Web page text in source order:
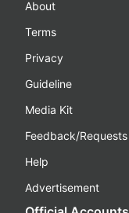
About
Terms
Privacy
Guideline
Media Kit
Feedback/Requests
Help
Advertisement